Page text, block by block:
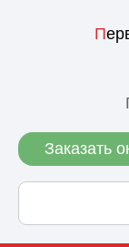
П
Заказать